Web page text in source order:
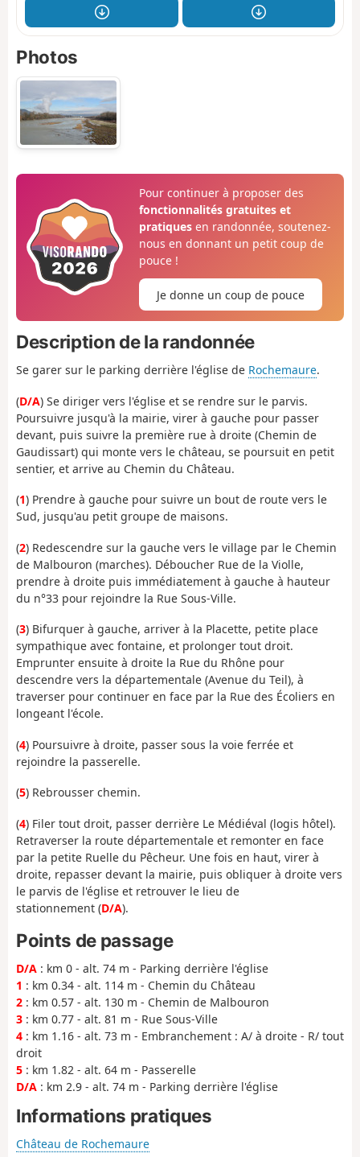
Photos
Pour continuer à proposer des
fonctionnalités gratuites et
pratiquesen randonnée, soutenez-
nous en donnant un petit coup de
pouce !
Je donne un coup de pouce
Description de la randonnée
Se garer sur le parking derrière l'église de Rochemaure.
(D/A) Se diriger vers l'église et se rendre sur le parvis.
Poursuivre jusqu'à la mairie, virer à gauche pour passer
devant, puis suivre la première rue à droite (Chemin de
Gaudissart) qui monte vers le château, se poursuit en petit
sentier, et arrive au Chemin du Château.
(1) Prendre à gauche pour suivre un bout de route vers le
Sud, jusqu'au petit groupe de maisons.
(2) Redescendre sur la gauche vers le village par le Chemin
de Malbouron (marches). Déboucher Rue de la Violle,
prendre à droite puis immédiatement à gauche à hauteur
du n°33 pour rejoindre la Rue Sous-Ville.
(3) Bifurquer à gauche, arriver à la Placette, petite place
sympathique avec fontaine, et prolonger tout droit.
Emprunter ensuite à droite la Rue du Rhône pour
descendre vers la départementale (Avenue du Teil), à
traverser pour continuer en face par la Rue des Écoliers en
longeant l'école.
(4) Poursuivre à droite, passer sous la voie ferrée et
rejoindre la passerelle.
(5) Rebrousser chemin.
(4) Filer tout droit, passer derrière Le Médiéval (logis hôtel).
Retraverser la route départementale et remonter en face
par la petite Ruelle du Pêcheur. Une fois en haut, virer à
droite, repasser devant la mairie, puis obliquer à droite vers
le parvis de l'église et retrouver le lieu de
stationnement (D/A).
Points de passage
D/A : km 0 - alt. 74 m - Parking derrière l'église
1 : km 0.34 - alt. 114 m - Chemin du Château
2 : km 0.57 - alt. 130 m - Chemin de Malbouron
3 : km 0.77 - alt. 81 m - Rue Sous-Ville
4 : km 1.16 - alt. 73 m - Embranchement : A/ à droite - R/ tout
droit
5 : km 1.82 - alt. 64 m - Passerelle
D/A : km 2.9 - alt. 74 m - Parking derrière l'église
Informations pratiques
Château de Rochemaure